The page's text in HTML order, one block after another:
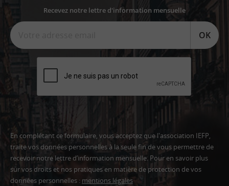
Recevez notre lettre d'information mensuelle
OK
En complétant ce formulaire, vous acceptez que l'association IEFP,
traite vos données personnelles à la seule fin de vous permettre de
recevoir notre lettre d’information mensuelle. Pour en savoir plus
sur vos droits et nos pratiques en matière de protection de vos
données personnelles : mentions légales